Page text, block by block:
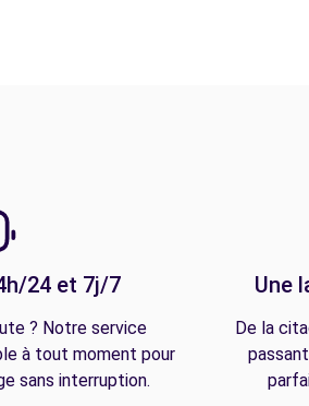
24 et 7j/7
? Notre service
à tout moment pour
sans interruption.
Une
De la